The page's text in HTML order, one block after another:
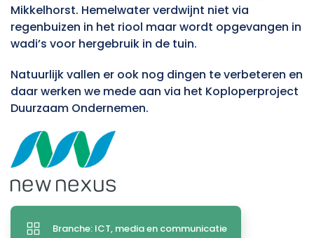
Mikkelhorst. Hemelwater verdwijnt niet via
regenbuizen in het riool maar wordt opgevangen in
wadi’s voor hergebruik in de tuin.
Natuurlijk vallen er ook nog dingen te verbeteren en
daar werken we mede aan via het Koploperproject
Duurzaam Ondernemen.
Branche: ICT, media en communicatie